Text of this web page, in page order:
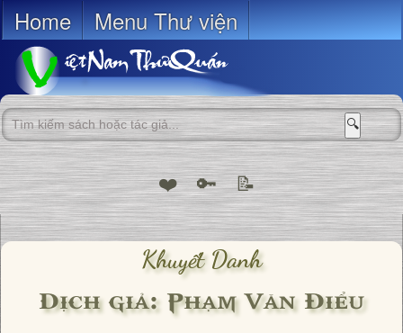
Home Menu Thư viện
🔍
❤️ 🔑 📝
Khuyết Danh
Dịch giả: Phạm Văn Điểu